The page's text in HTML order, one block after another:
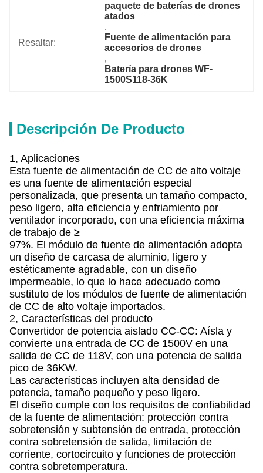
Resaltar:
paquete de baterías de drones
atados
,
Fuente de alimentación para
accesorios de drones
,
Batería para drones WF-
1500S118-36K
Descripción De Producto
1, Aplicaciones
Esta fuente de alimentación de CC de alto voltaje
es una fuente de alimentación especial
personalizada, que presenta un tamaño compacto,
peso ligero, alta eficiencia y enfriamiento por
ventilador incorporado, con una eficiencia máxima
de trabajo de ≥
97%. El módulo de fuente de alimentación adopta
un diseño de carcasa de aluminio, ligero y
estéticamente agradable, con un diseño
impermeable, lo que lo hace adecuado como
sustituto de los módulos de fuente de alimentación
de CC de alto voltaje importados.
2, Características del producto
Convertidor de potencia aislado CC-CC: Aísla y
convierte una entrada de CC de 1500V en una
salida de CC de 118V, con una potencia de salida
pico de 36KW.
Las características incluyen alta densidad de
potencia, tamaño pequeño y peso ligero.
El diseño cumple con los requisitos de confiabilidad
de la fuente de alimentación: protección contra
sobretensión y subtensión de entrada, protección
contra sobretensión de salida, limitación de
corriente, cortocircuito y funciones de protección
contra sobretemperatura.